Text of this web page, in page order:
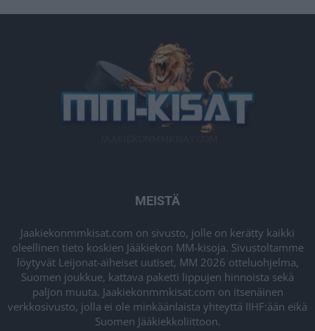
MEISTÄ
Jaakiekonmmkisat.com on sivusto, jolle on kerätty kaikki
oleellinen tieto koskien Jääkiekon MM-kisoja. Sivustoltamme
löytyvät Leijonat-aiheiset uutiset, MM 2026 otteluohjelma,
Suomen joukkue, kattava paketti lippujen hinnoista sekä
paljon muuta. Jaakiekonmmkisat.com on itsenäinen
verkkosivusto, jolla ei ole minkäänlaista yhteyttä IIHF:ään eikä
Suomen Jääkiekkoliittoon.